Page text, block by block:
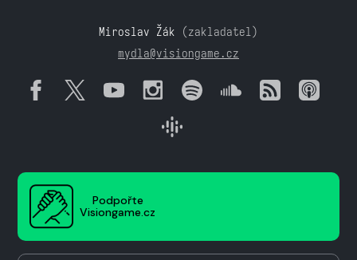
Miroslav Žák (zakladatel)
mydla@visiongame.cz
Podpořte
Visiongame.cz